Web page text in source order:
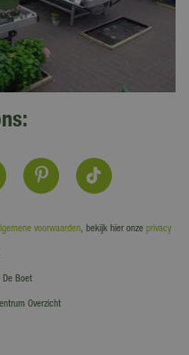
voorwaarden, bekijk hier onze privacy
Boet
Overzicht